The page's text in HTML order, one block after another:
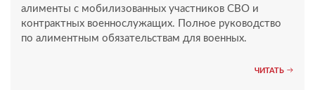
алименты с мобилизованных участников СВО и
контрактных военнослужащих. Полное руководство
по алиментным обязательствам для военных.
ЧИТАТЬ